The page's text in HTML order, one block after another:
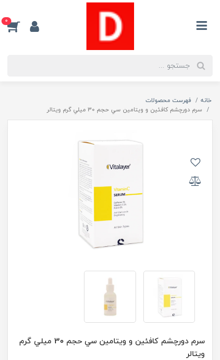
0
خانه
فهرست محصولات
سرم دورچشم کافئین و ويتامين سي حجم 30 ميلي گرم ويتالر
سرم دورچشم کافئین و ويتامين سي حجم 30 ميلي گرم
ويتالر